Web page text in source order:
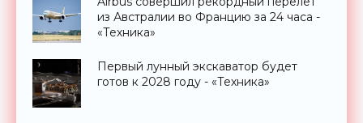
из Австралии во Францию за 24 часа -
«Техника»
Первый лунный экскаватор будет
готов к 2028 году - «Техника»